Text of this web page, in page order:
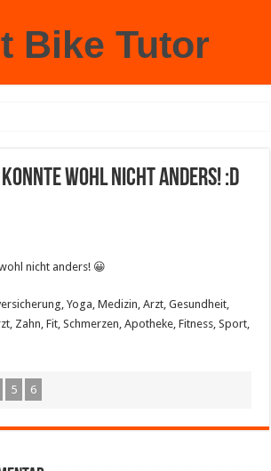
wohl nicht anders! :D
nicht anders! 😀
Yoga, Medizin, Arzt, Gesundheit,
Zahn, Fit, Schmerzen, Apotheke, Fitness, Sport,
5 6